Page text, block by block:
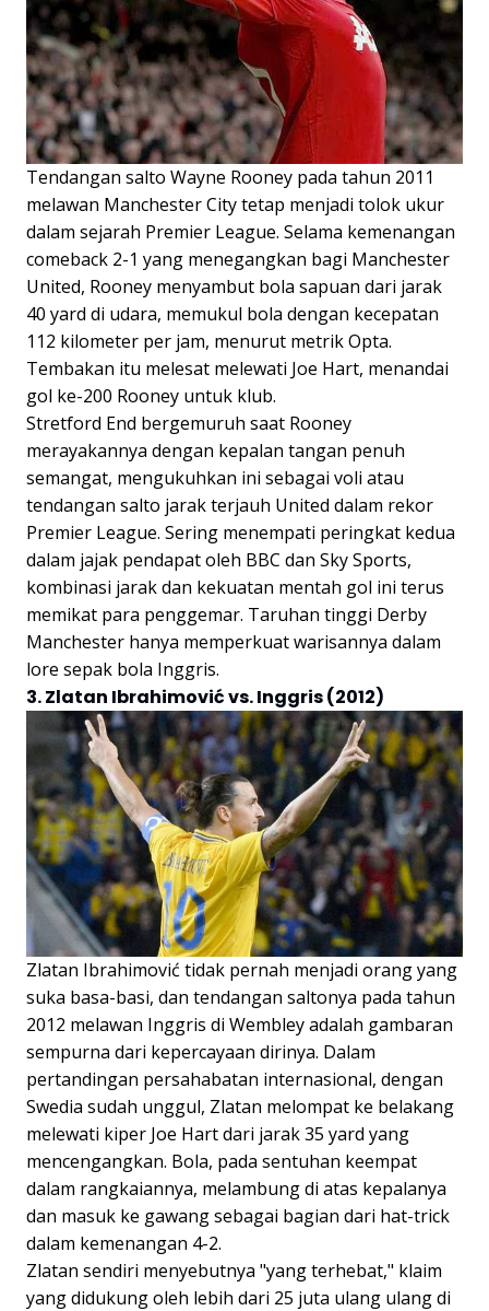
Tendangan salto Wayne Rooney pada tahun 2011
melawan Manchester City tetap menjadi tolok ukur
dalam sejarah Premier League. Selama kemenangan
comeback 2-1 yang menegangkan bagi Manchester
United, Rooney menyambut bola sapuan dari jarak
40 yard di udara, memukul bola dengan kecepatan
112 kilometer per jam, menurut metrik Opta.
Tembakan itu melesat melewati Joe Hart, menandai
gol ke-200 Rooney untuk klub.
Stretford End bergemuruh saat Rooney
merayakannya dengan kepalan tangan penuh
semangat, mengukuhkan ini sebagai voli atau
tendangan salto jarak terjauh United dalam rekor
Premier League. Sering menempati peringkat kedua
dalam jajak pendapat oleh BBC dan Sky Sports,
kombinasi jarak dan kekuatan mentah gol ini terus
memikat para penggemar. Taruhan tinggi Derby
Manchester hanya memperkuat warisannya dalam
lore sepak bola Inggris.
3. Zlatan Ibrahimović vs. Inggris (2012)
Zlatan Ibrahimović tidak pernah menjadi orang yang
suka basa-basi, dan tendangan saltonya pada tahun
2012 melawan Inggris di Wembley adalah gambaran
sempurna dari kepercayaan dirinya. Dalam
pertandingan persahabatan internasional, dengan
Swedia sudah unggul, Zlatan melompat ke belakang
melewati kiper Joe Hart dari jarak 35 yard yang
mencengangkan. Bola, pada sentuhan keempat
dalam rangkaiannya, melambung di atas kepalanya
dan masuk ke gawang sebagai bagian dari hat-trick
dalam kemenangan 4-2.
Zlatan sendiri menyebutnya "yang terhebat," klaim
yang didukung oleh lebih dari 25 juta ulang ulang di